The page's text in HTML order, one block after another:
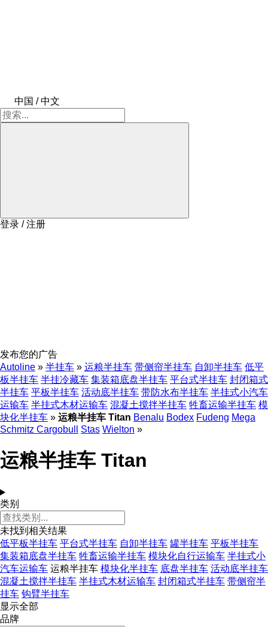
中国 / 中文
登录 / 注册
发布您的广告
Autoline » 半挂车 » 运粮半挂车 带侧帘半挂车 自卸半挂车 低平
板半挂车 半挂冷藏车 集装箱底盘半挂车 平台式半挂车 封闭箱式
半挂车 平板半挂车 活动底半挂车 带防水布半挂车 半挂式小汽车
运输车 半挂式木材运输车 混凝土搅拌半挂车 牲畜运输半挂车 模
块化半挂车 » 运粮半挂车 Titan Benalu Bodex Fudeng Mega
Schmitz Cargobull
Stas Wielton »
运粮半挂车 Titan
类别
未找到相关结果
低平板半挂车 平台式半挂车 自卸半挂车 罐半挂车 平板半挂车
集装箱底盘半挂车 牲畜运输半挂车 模块化自行运输车 半挂式小
汽车运输车 运粮半挂车 模块化半挂车 底盘半挂车 活动底半挂车
混凝土搅拌半挂车 半挂式木材运输车 封闭箱式半挂车 带侧帘半
挂车 钩臂半挂车
显示全部
品牌